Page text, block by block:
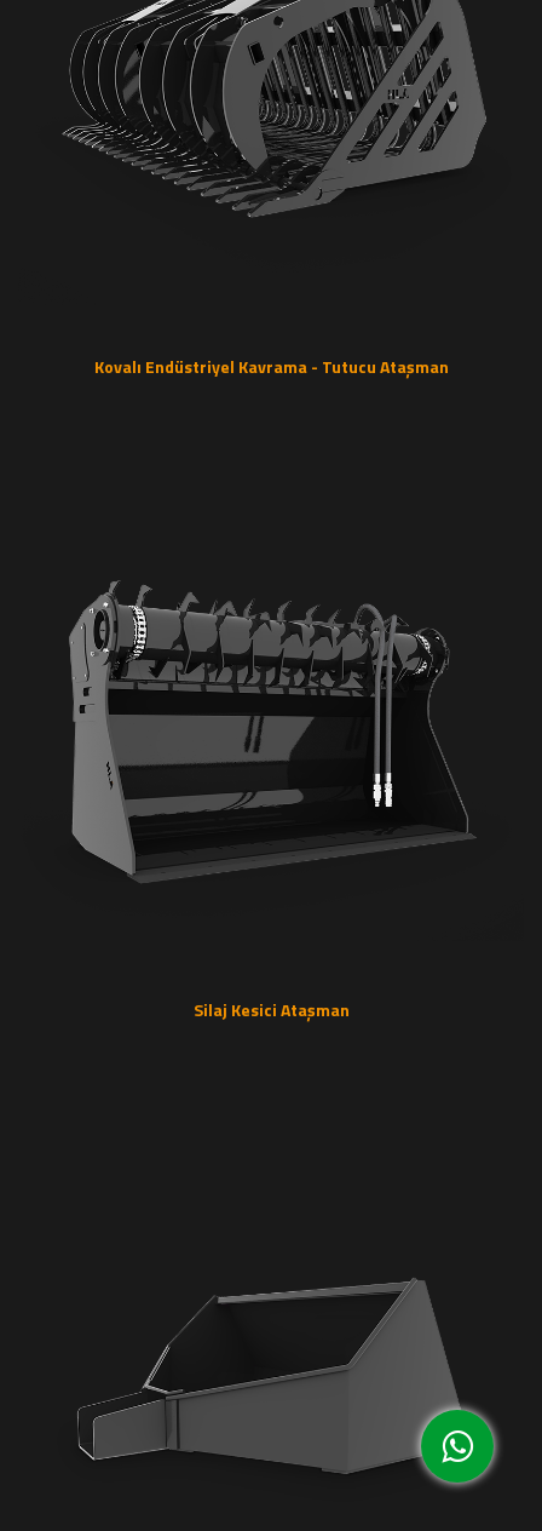
Kovalı Endüstriyel Kavrama - Tutucu Ataşman
Silaj Kesici Ataşman